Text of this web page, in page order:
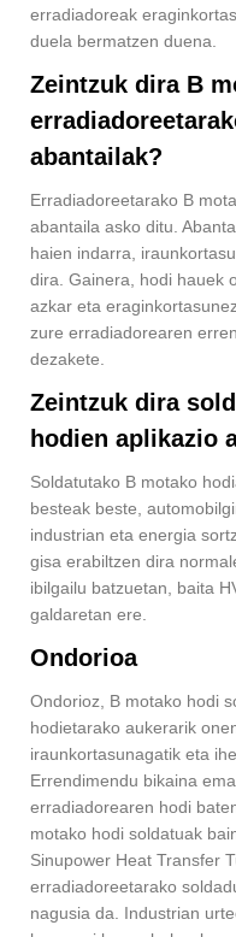
erradiadoreak
duela bermatzen duena.
Zeintzuk dira B
abantailak?
Erradiadoreetarako B
abantaila asko ditu.
haien indarra,
dira. Gainera, hodi hauek
azkar eta
zure erradiadorearen
dezakete.
Zeintzuk dira
hodien aplikazio
Soldatutako B motako
besteak beste,
industrian eta energia
gisa erabiltzen dira
ibilgailu batzuetan, baita
galdaretan ere.
Ondorioa
Ondorioz, B motako hodi
hodietarako aukerarik
iraunkortasunagatik eta
Errendimendu bikaina
erradiadorearen hodi
motako hodi soldatuak
Sinupower Heat Transfer
erradiadoreetarako
nagusia da. Industrian